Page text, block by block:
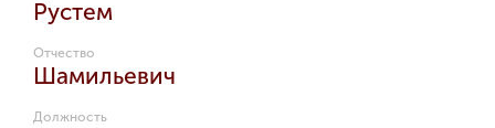
Рустем
Отчество
Шамильевич
Должность